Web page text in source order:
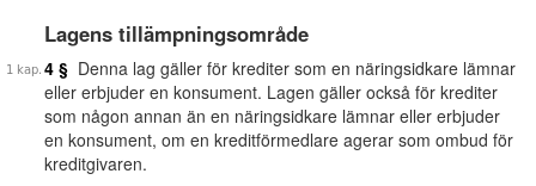
Lagens tillämpningsområde
4 § Denna lag gäller för krediter som en näringsidkare lämnar
eller erbjuder en konsument. Lagen gäller också för krediter
som någon annan än en näringsidkare lämnar eller erbjuder
en konsument, om en kreditförmedlare agerar som ombud för
kreditgivaren.